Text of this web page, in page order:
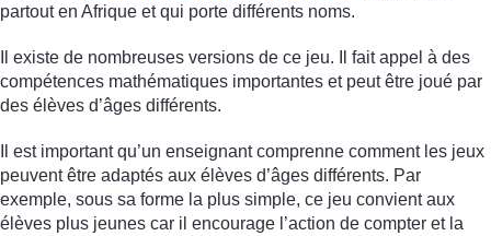
partout en Afrique et qui porte différents noms.
Il existe de nombreuses versions de ce jeu. Il fait appel à des
compétences mathématiques importantes et peut être joué par
des élèves d’âges différents.
Il est important qu’un enseignant comprenne comment les jeux
peuvent être adaptés aux élèves d’âges différents. Par
exemple, sous sa forme la plus simple, ce jeu convient aux
élèves plus jeunes car il encourage l’action de compter et la